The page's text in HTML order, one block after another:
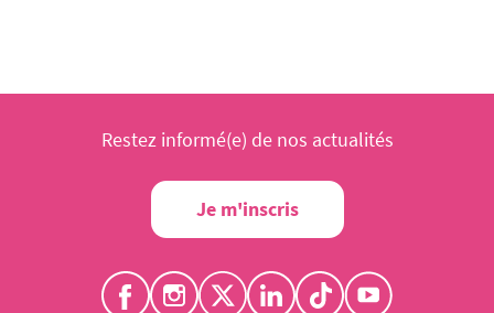
Restez informé(e) de nos actualités
Je m'inscris